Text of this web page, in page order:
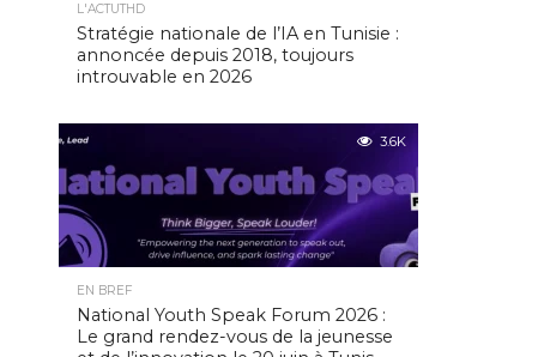
L'ACTUTHD
Stratégie nationale de l’IA en Tunisie :
annoncée depuis 2018, toujours
introuvable en 2026
3.6K
EN BREF
National Youth Speak Forum 2026 :
Le grand rendez-vous de la jeunesse